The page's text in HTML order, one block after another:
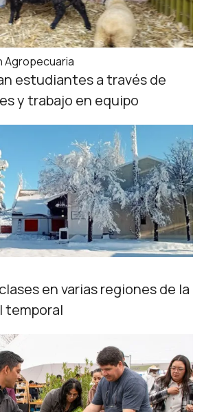
Agropecuaria
estudiantes a través de
y trabajo en equipo
en varias regiones de la
temporal